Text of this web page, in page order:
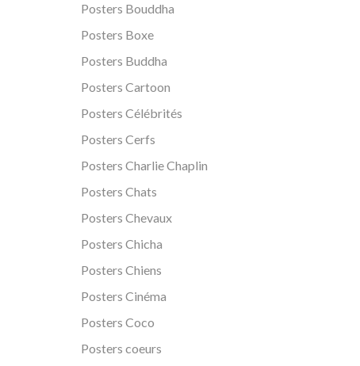
Posters Bouddha
Posters Boxe
Posters Buddha
Posters Cartoon
Posters Célébrités
Posters Cerfs
Posters Charlie Chaplin
Posters Chats
Posters Chevaux
Posters Chicha
Posters Chiens
Posters Cinéma
Posters Coco
Posters coeurs